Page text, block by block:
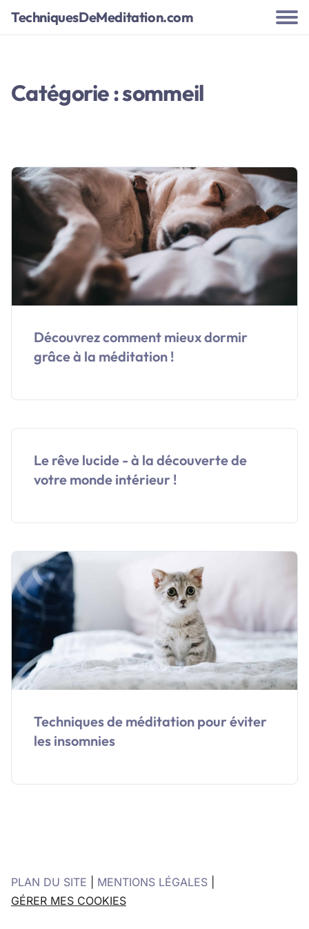
TechniquesDeMeditation.com
Catégorie : sommeil
Découvrez comment mieux dormir
grâce à la méditation !
Le rêve lucide - à la découverte de
votre monde intérieur !
Techniques de méditation pour éviter
les insomnies
PLAN DU SITE MENTIONS LÉGALES
GÉRER MES COOKIES